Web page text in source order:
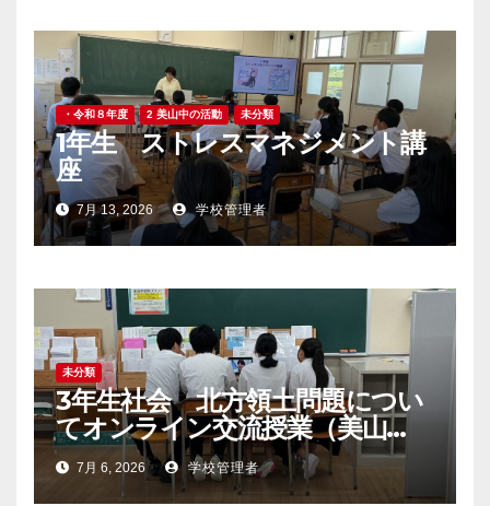
・令和８年度 2 美山中の活動 未分類
1年生 ストレスマネジメント講
座
7月 13, 2026 学校管理者
未分類
3年生社会 北方領土問題につい
てオンライン交流授業（美山
中・宮崎県・元島民の交流）
7月 6, 2026 学校管理者